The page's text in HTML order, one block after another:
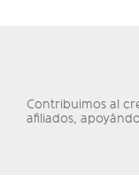
Contribuimos al
afiliados,